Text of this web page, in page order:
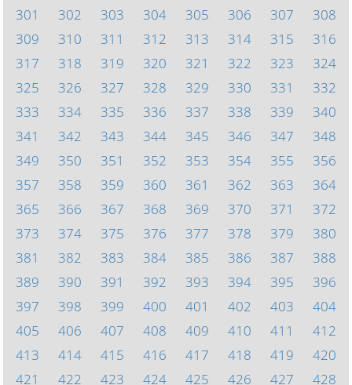
301
302 303 304 305 306 307
308
309
310 311 312 313 314 315
316
317
318 319 320 321 322 323
324
325
326 327 328 329 330 331
332
333
334 335 336 337 338 339
340
341
342 343 344 345 346 347
348
349
350 351 352 353 354 355
356
357
358 359 360 361 362 363
364
365
366 367 368 369 370 371
372
373
374 375 376 377 378 379
380
381
382 383 384 385 386 387
388
389
390 391 392 393 394 395
396
397
398 399 400 401 402 403
404
405
406 407 408 409 410 411
412
413
414 415 416 417 418 419
420
421
422 423 424 425 426 427 428